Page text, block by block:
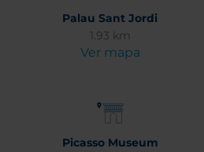
Palau Sant Jordi
1.93 km
Ver mapa
Picasso Museum